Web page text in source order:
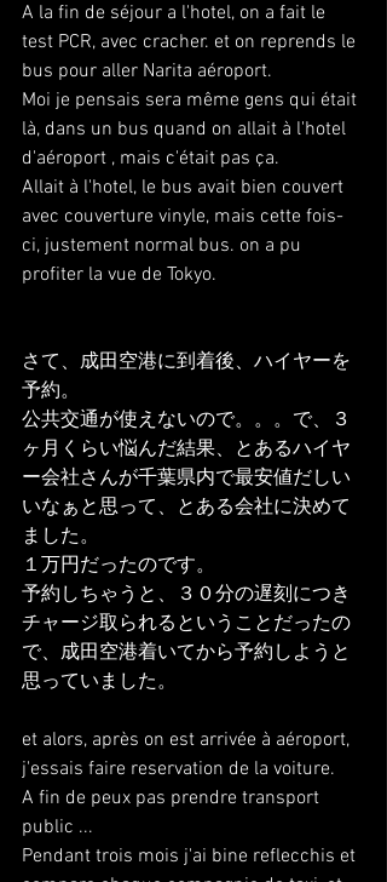
A la fin de séjour a l'hotel, on a fait le
test PCR, avec cracher. et on reprends le
bus pour aller Narita aéroport.
Moi je pensais sera même gens qui était
là, dans un bus quand on allait à l'hotel
d'aéroport , mais c'était pas ça.
Allait à l'hotel, le bus avait bien couvert
avec couverture vinyle, mais cette fois-
ci, justement normal bus. on a pu
profiter la vue de Tokyo.
さて、成田空港に到着後、ハイヤーを
予約。
公共交通が使えないので。。。で、３
ヶ月くらい悩んだ結果、とあるハイヤ
ー会社さんが千葉県内で最安値だしい
いなぁと思って、とある会社に決めて
ました。
１万円だったのです。
予約しちゃうと、３０分の遅刻につき
チャージ取られるということだったの
で、成田空港着いてから予約しようと
思っていました。
et alors, après on est arrivée à aéroport,
j'essais faire reservation de la voiture.
A fin de peux pas prendre transport
public ...
Pendant trois mois j'ai bine reflecchis et